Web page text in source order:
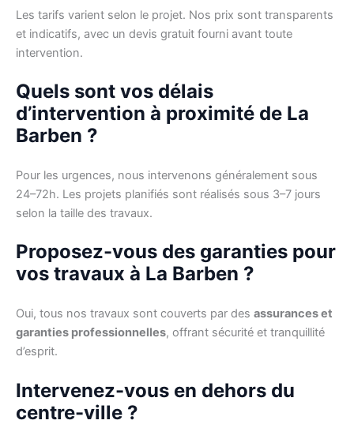
Les tarifs varient selon le projet. Nos prix sont transparents
et indicatifs, avec un devis gratuit fourni avant toute
intervention.
Quels sont vos délais
d’intervention à proximité de La
Barben ?
Pour les urgences, nous intervenons généralement sous
24–72h. Les projets planifiés sont réalisés sous 3–7 jours
selon la taille des travaux.
Proposez-vous des garanties pour
vos travaux à La Barben ?
Oui, tous nos travaux sont couverts par des assurances et
garanties professionnelles, offrant sécurité et tranquillité
d’esprit.
Intervenez-vous en dehors du
centre-ville ?